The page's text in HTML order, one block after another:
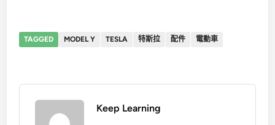
TAGGED MODEL Y TESLA 特斯拉 配件 電動車
Keep Learning